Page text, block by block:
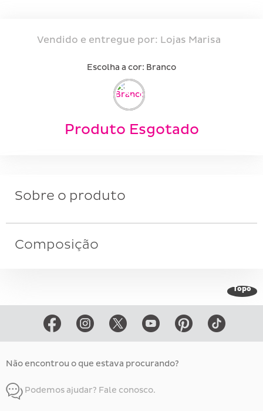
Vendido e entregue por: Lojas Marisa
Escolha a cor: branco
Produto Esgotado
Sobre o produto
Composição
Topo
Não encontrou o que estava procurando?
Podemos ajudar? Fale conosco.